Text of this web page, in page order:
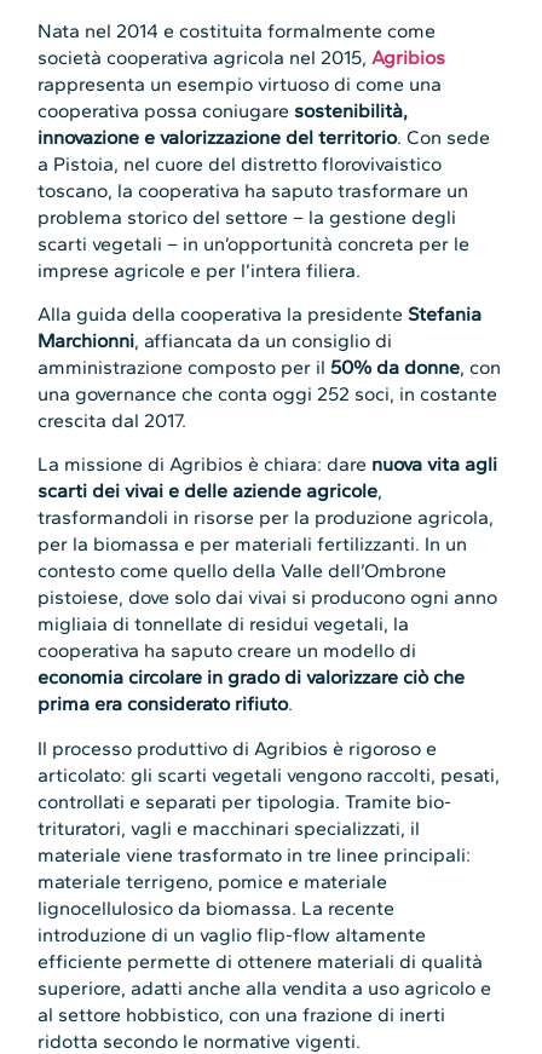
Nata nel 2014 e costituita formalmente come
società cooperativa agricola nel 2015, Agribios
rappresenta un esempio virtuoso di come una
cooperativa possa coniugare sostenibilità,
innovazione e valorizzazione del territorio. Con sede
a Pistoia, nel cuore del distretto florovivaistico
toscano, la cooperativa ha saputo trasformare un
problema storico del settore – la gestione degli
scarti vegetali – in un’opportunità concreta per le
imprese agricole e per l’intera filiera.
Alla guida della cooperativa la presidente Stefania
Marchionni, affiancata da un consiglio di
amministrazione composto per il 50% da donne, con
una governance che conta oggi 252 soci, in costante
crescita dal 2017.
La missione di Agribios è chiara: dare nuova vita agli
scarti dei vivai e delle aziende agricole,
trasformandoli in risorse per la produzione agricola,
per la biomassa e per materiali fertilizzanti. In un
contesto come quello della Valle dell’Ombrone
pistoiese, dove solo dai vivai si producono ogni anno
migliaia di tonnellate di residui vegetali, la
cooperativa ha saputo creare un modello di
economia circolare in grado di valorizzare ciò che
prima era considerato rifiuto.
Il processo produttivo di Agribios è rigoroso e
articolato: gli scarti vegetali vengono raccolti, pesati,
controllati e separati per tipologia. Tramite bio-
trituratori, vagli e macchinari specializzati, il
materiale viene trasformato in tre linee principali:
materiale terrigeno, pomice e materiale
lignocellulosico da biomassa. La recente
introduzione di un vaglio flip-flow altamente
efficiente permette di ottenere materiali di qualità
superiore, adatti anche alla vendita a uso agricolo e
al settore hobbistico, con una frazione di inerti
ridotta secondo le normative vigenti.